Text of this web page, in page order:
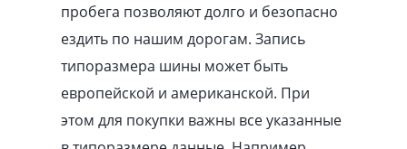
пробега позволяют долго и безопасно
ездить по нашим дорогам. Запись
типоразмера шины может быть
европейской и американской. При
этом для покупки важны все указанные